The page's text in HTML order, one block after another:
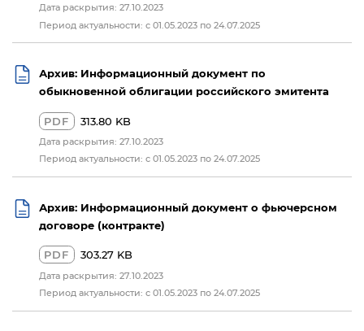
Дата раскрытия: 27.10.2023
Период актуальности: с 01.05.2023 по 24.07.2025
Архив: Информационный документ по
обыкновенной облигации российского эмитента
PDF 313.80 KB
Дата раскрытия: 27.10.2023
Период актуальности: с 01.05.2023 по 24.07.2025
Архив: Информационный документ о фьючерсном
договоре (контракте)
PDF 303.27 KB
Дата раскрытия: 27.10.2023
Период актуальности: с 01.05.2023 по 24.07.2025